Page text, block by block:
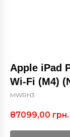
Apple iPad
Wi-Fi (M4)
MWRH3
87099,00 грн.